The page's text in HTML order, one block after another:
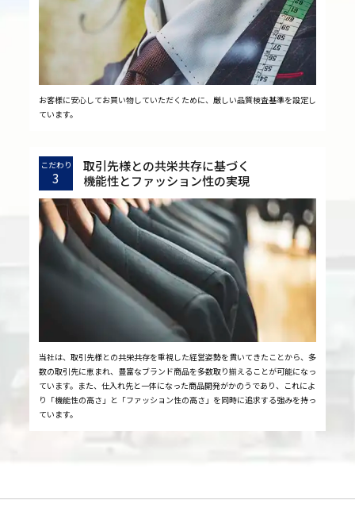
お客様に安心してお買い物していただくために、厳しい品質検査基準を設定し
ています。
こだわり
3
取引先様との共栄共存に基づく
機能性とファッション性の実現
当社は、取引先様との共栄共存を重視した経営姿勢を貫いてきたことから、多
数の取引先に恵まれ、豊富なブランド商品を多数取り揃えることが可能になっ
ています。また、仕入れ先と一体になった商品開発がかのうであり、これによ
り「機能性の高さ」と「ファッション性の高さ」を同時に追求する強みを持っ
ています。